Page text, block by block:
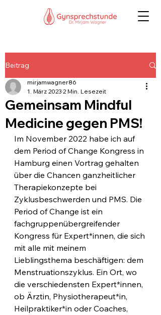
Beitrag
Gemeinsam Mindful
Medicine gegen PMS!
mirjamwagner86
1. März 2023 2 Min. Lesezeit
Im November 2022 habe ich auf
dem Period of Change Kongress in
Hamburg einen Vortrag gehalten
über die Chancen ganzheitlicher
Therapiekonzepte bei
Zyklusbeschwerden und PMS. Die
Period of Change ist ein
fachgruppenübergreifender
Kongress für Expert*innen, die sich
mit alle mit meinem
Lieblingsthema beschäftigen: dem
Menstruationszyklus. Ein Ort, wo
die verschiedensten Expert*innen,
ob Ärztin, Physiotherapeut*in,
Heilpraktiker*in oder Coaches,